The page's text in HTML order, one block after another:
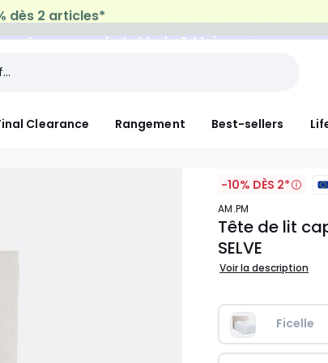
sur tous vos achats Mode & Maison
Clearance Rangement Best-sellers
-10% DÈS 2*
AM.PM
Tête de lit
SELVE
Voir la description
Ficelle